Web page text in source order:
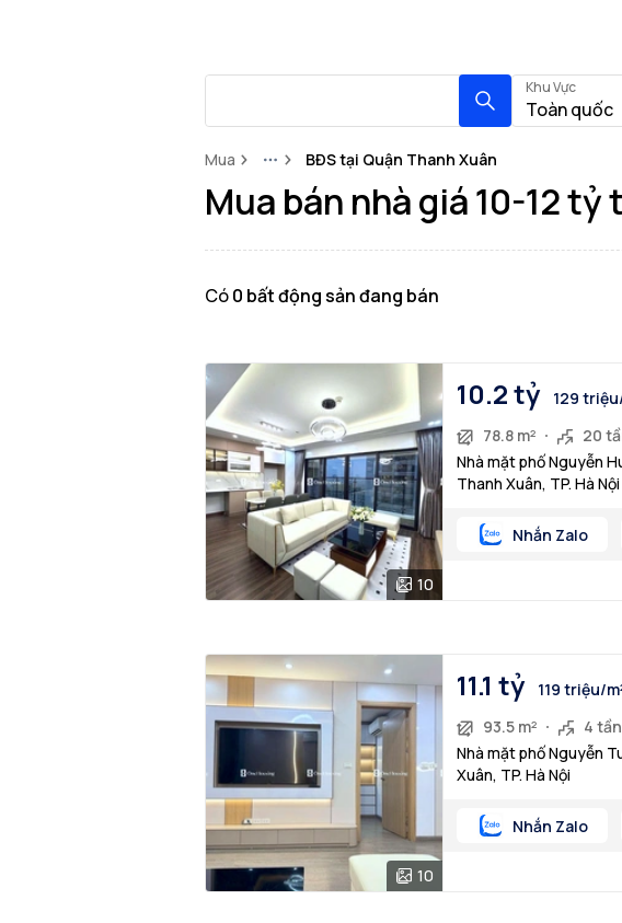
Khu Vực
Toàn quốc
Mua MoreBĐS tại Quận Thanh Xuân
Mua bán nhà giá 10-12
Có0 bất động sảnđang bán
10
10.2 tỷ
129
78.8 m²
20
Nhà mặt phố Nguyễn
Thanh Xuân, TP. Hà Nội
Nhắn Zalo
10
11.1 tỷ
119 triệu/
93.5 m²
4
Nhà mặt phố Nguyễn
Xuân, TP. Hà Nội
Nhắn Zalo